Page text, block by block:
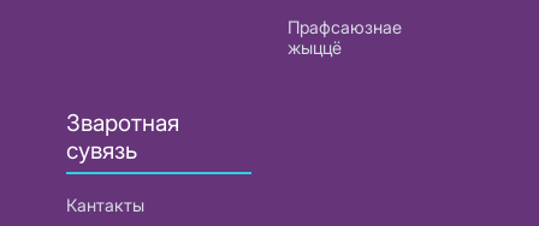
Прафсаюзнае
жыццё
Зваротная
сувязь
Кантакты